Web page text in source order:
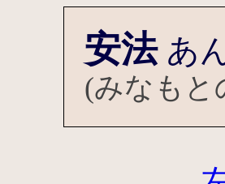
安法 あ
(みなもと